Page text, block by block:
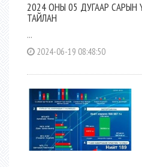
2024 ОНЫ 05 ДУГААР САРЫН
ТАЙЛАН
...
2024-06-19 08:48:50